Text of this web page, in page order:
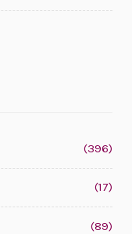
(396)
(17)
(89)